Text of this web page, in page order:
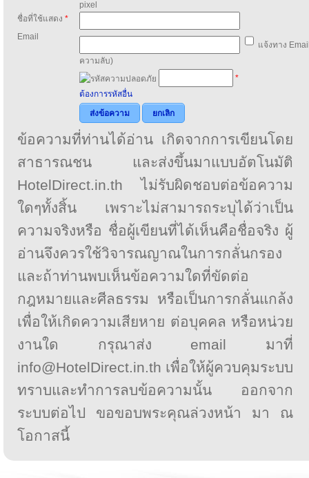
pixel
ชื่อที่ใช้แสดง *
Email
แจ้งทาง
ความลับ)
*
ต้องการรหัสอื่น
ส่งข้อความ
ยกเลิก
ข้อความที่ท่านได้อ่าน เกิดจากการเขียนโดย
สาธารณชน และส่งขึ้นมาแบบอัตโนมัติ
HotelDirect.in.th ไม่รับผิดชอบต่อข้อความ
ใดๆทั้งสิ้น เพราะไม่สามารถระบุได้ว่าเป็น
ความจริงหรือ ชื่อผู้เขียนที่ได้เห็นคือชื่อจริง ผู้
อ่านจึงควรใช้วิจารณญาณในการกลั่นกรอง
และถ้าท่านพบเห็นข้อความใดที่ขัดต่อ
กฎหมายและศีลธรรม หรือเป็นการกลั่นแกล้ง
เพื่อให้เกิดความเสียหาย ต่อบุคคล หรือหน่วย
งานใด กรุณาส่ง email มาที่
info@HotelDirect.in.th เพื่อให้ผู้ควบคุมระบบ
ทราบและทำการลบข้อความนั้น ออกจาก
ระบบต่อไป ขอขอบพระคุณล่วงหน้า มา ณ
โอกาสนี้